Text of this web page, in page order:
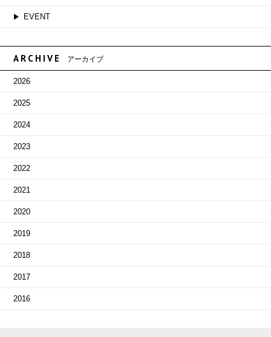
EVENT
ARCHIVE アーカイブ
2026
2025
2024
2023
2022
2021
2020
2019
2018
2017
2016